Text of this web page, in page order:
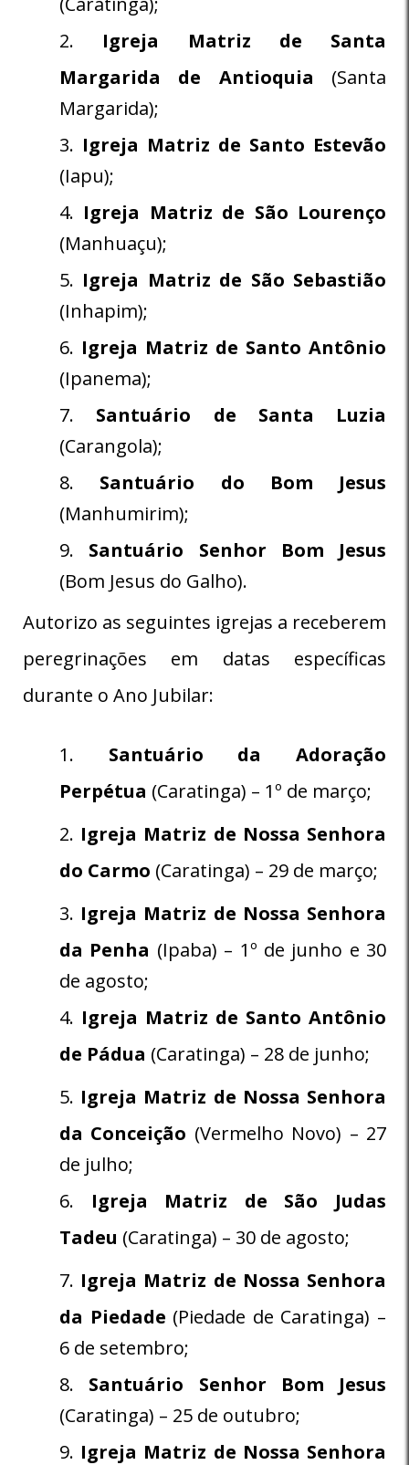
Igreja Matriz de Santa
Margarida de Antioquia (Santa
Margarida);
Igreja Matriz de Santo Estevão
(Iapu);
Igreja Matriz de São Lourenço
(Manhuaçu);
Igreja Matriz de São Sebastião
(Inhapim);
Igreja Matriz de Santo Antônio
(Ipanema);
Santuário de Santa Luzia
(Carangola);
Santuário do Bom Jesus
(Manhumirim);
Santuário Senhor Bom Jesus
(Bom Jesus do Galho).
Autorizo as seguintes igrejas a receberem
peregrinações em datas específicas
durante o Ano Jubilar:
Santuário da Adoração
Perpétua (Caratinga) – 1º de março;
Igreja Matriz de Nossa Senhora
do Carmo (Caratinga) – 29 de março;
Igreja Matriz de Nossa Senhora
da Penha (Ipaba) – 1º de junho e 30
de agosto;
Igreja Matriz de Santo Antônio
de Pádua (Caratinga) – 28 de junho;
Igreja Matriz de Nossa Senhora
da Conceição (Vermelho Novo) – 27
de julho;
Igreja Matriz de São Judas
Tadeu (Caratinga) – 30 de agosto;
Igreja Matriz de Nossa Senhora
da Piedade (Piedade de Caratinga) –
6 de setembro;
Santuário Senhor Bom Jesus
(Caratinga) – 25 de outubro;
Igreja Matriz de Nossa Senhora